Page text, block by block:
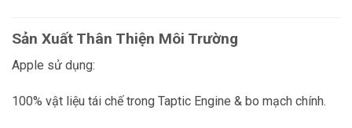
Sản Xuất Thân Thiện Môi Trường
Apple sử dụng:
100% vật liệu tái chế trong Taptic Engine & bo mạch chính.